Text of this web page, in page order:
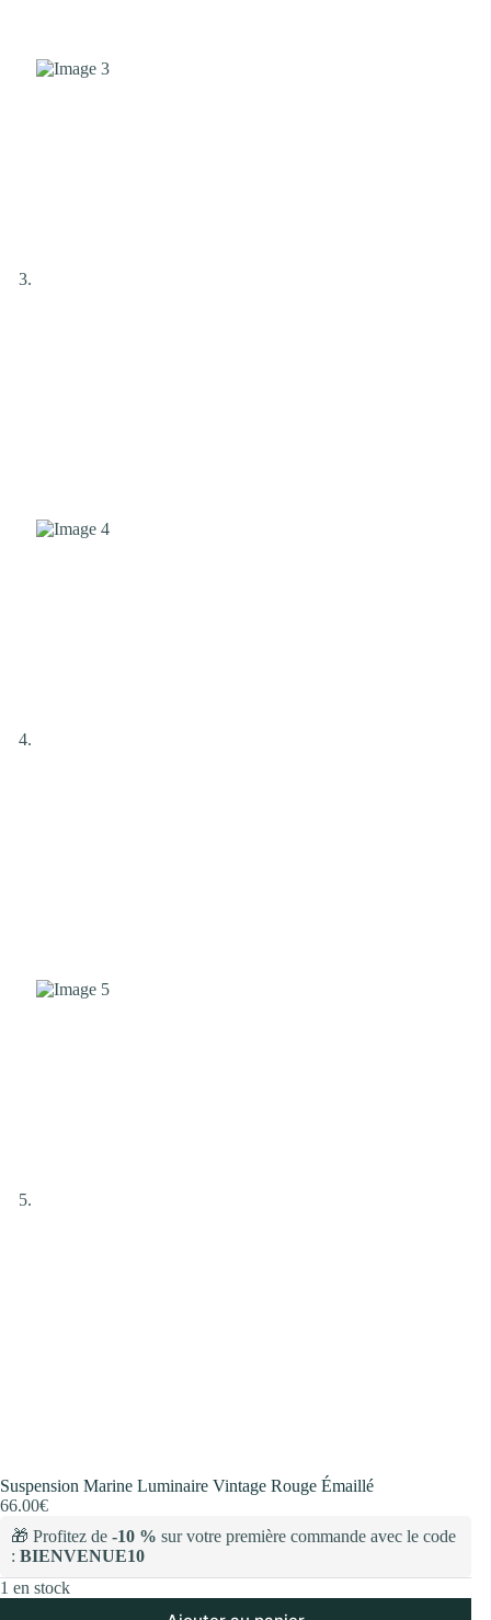
Suspension Marine Luminaire Vintage Rouge Émaillé
66.00€
🎁 Profitez de -10 % sur votre première commande avec le code
: BIENVENUE10
1 en stock